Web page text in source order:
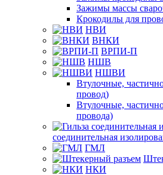
Зажимы массы
Крокодилы для
НВИ
ВНКИ
ВРПИ-П
НШВ
НШВИ
Втулочные,
провод)
Втулочные,
провода)
соединительная
ГМЛ
НКИ